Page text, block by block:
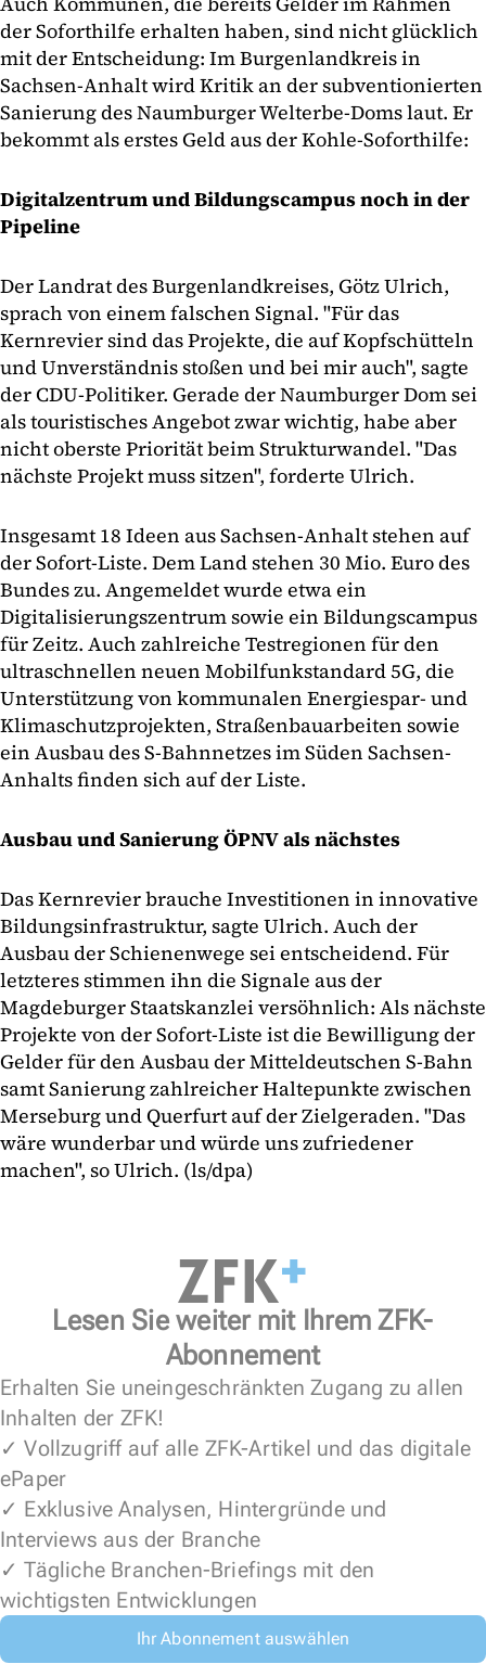
der Soforthilfe erhalten haben, sind nicht glücklich
mit der Entscheidung: Im Burgenlandkreis in
Sachsen-Anhalt wird Kritik an der subventionierten
Sanierung des Naumburger Welterbe-Doms laut. Er
bekommt als erstes Geld aus der Kohle-Soforthilfe:
Digitalzentrum und Bildungscampus noch in der
Pipeline
Der Landrat des Burgenlandkreises, Götz Ulrich,
sprach von einem falschen Signal. "Für das
Kernrevier sind das Projekte, die auf Kopfschütteln
und Unverständnis stoßen und bei mir auch", sagte
der CDU-Politiker. Gerade der Naumburger Dom sei
als touristisches Angebot zwar wichtig, habe aber
nicht oberste Priorität beim Strukturwandel. "Das
nächste Projekt muss sitzen", forderte Ulrich.
Insgesamt 18 Ideen aus Sachsen-Anhalt stehen auf
der Sofort-Liste. Dem Land stehen 30 Mio. Euro des
Bundes zu. Angemeldet wurde etwa ein
Digitalisierungszentrum sowie ein Bildungscampus
für Zeitz. Auch zahlreiche Testregionen für den
ultraschnellen neuen Mobilfunkstandard 5G, die
Unterstützung von kommunalen Energiespar- und
Klimaschutzprojekten, Straßenbauarbeiten sowie
ein Ausbau des S-Bahnnetzes im Süden Sachsen-
Anhalts finden sich auf der Liste.
Ausbau und Sanierung ÖPNV als nächstes
Das Kernrevier brauche Investitionen in innovative
Bildungsinfrastruktur, sagte Ulrich. Auch der
Ausbau der Schienenwege sei entscheidend. Für
letzteres stimmen ihn die Signale aus der
Magdeburger Staatskanzlei versöhnlich: Als nächste
Projekte von der Sofort-Liste ist die Bewilligung der
Gelder für den Ausbau der Mitteldeutschen S-Bahn
samt Sanierung zahlreicher Haltepunkte zwischen
Merseburg und Querfurt auf der Zielgeraden. "Das
wäre wunderbar und würde uns zufriedener
machen", so Ulrich. (ls/dpa)
Lesen Sie weiter mit Ihrem ZFK-
Abonnement
Erhalten Sie uneingeschränkten Zugang zu allen
Inhalten der ZFK!
✓ Vollzugriff auf alle ZFK-Artikel und das digitale
ePaper
✓ Exklusive Analysen, Hintergründe und
Interviews aus der Branche
✓ Tägliche Branchen-Briefings mit den
wichtigsten Entwicklungen
Ihr Abonnement auswählen